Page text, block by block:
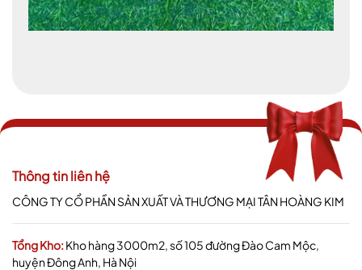
Thông tin liên hệ
CÔNG TY CỔ PHẦN SẢN XUẤT VÀ THƯƠNG MẠI TÂN HOÀNG KIM
Tổng Kho:Kho hàng 3000m2, số 105 đường Đào Cam Mộc,
huyện Đông Anh, Hà Nội